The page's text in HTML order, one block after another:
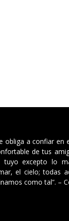
obliga a confiar
de tus
tuyo excepto lo
el cielo; todas
como tal”. –